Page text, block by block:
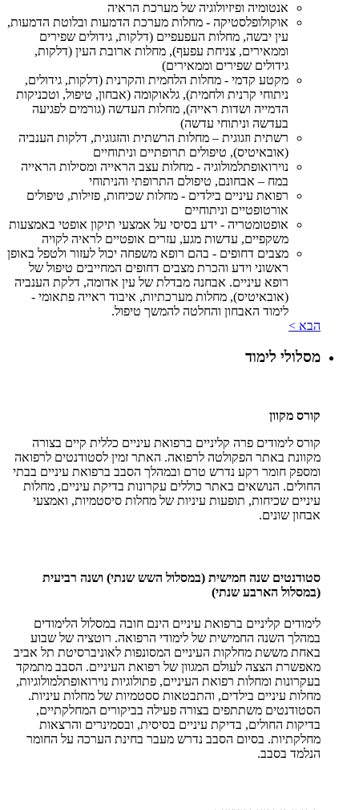
אנטומיה ופיזיולוגיה של מערכת הראיה
אוקולופלסטיקה - מחלות מערכת הדמעות ובלוטת הדמעות,
עין יבשה, מחלות העפעפיים (דלקות, גידולים שפירים
וממאירים, צניחת עפעף), מחלות ארובת העין (דלקות,
גידולים שפירים וממאירים)
מקטע קדמי - מחלות הלחמית והקרנית (דלקות, גידולים,
ניתוחי קרנית ולחמית), גלאוקומה (אבחון, טיפול, וטכניקות
הדמייה ושדות ראייה), מחלות העדשה (גורמים לפגיעה
בעדשה וניתוחי עדשה)
רשתית וזגוגית – מחלות הרשתית והזגוגית, דלקות הענביה
(אובאיטיס), טיפולים תרופתיים וניתוחיים
נוירואופתלמולוגיה - מחלות עצב הראייה ומסילות הראייה
במח – אבחונם, טיפולם התרופתי והניתוחי
רפואת עיניים בילדים - מחלות שכיחות, פזילות, טיפולים
אורטופטיים וניתוחיים
אופטומטריה - ידע בסיסי על אמצעי תיקון אופטי באמצעות
משקפיים, עדשות מגע, עזרים אופטיים לראיה לקויה
מצבים דחופים - בהם רופא משפחה יכול לעזור ולטפל באופן
ראשוני וידע והכרת מצבים דחופים המחייבים טיפול של
רופא עיניים. אבחנה מבדלת של עין אדומה, דלקת הענביה
(אובאיטיס), מחלות מערכתיות, איבוד ראייה פתאומי -
לימוד האבחון והחלטה להמשך טיפול.
הבא >
מסלולי לימוד
קורס מקוון
קורס לימודים פרה קליניים ברפואת עיניים כללית קיים בצורה
מקוונת באתר הפקולטה לרפואה. האתר זמין לסטודנטים לרפואה
ומספק חומר רקע נדרש טרם ובמהלך הסבב ברפואת עיניים בבתי
החולים. הנושאים באתר כוללים עקרונות בדיקת עיניים, מחלות
עיניים שכיחות, תופעות עיניות של מחלות סיסטמיות, ואמצעי
אבחון שונים.
סטודנטים שנה חמישית (במסלול השש שנתי) ושנה רביעית
(במסלול הארבע שנתי)
לימודים קליניים ברפואת עיניים הינם חובה במסלול הלימודים
במהלך השנה החמישית של לימודי הרפואה. רוטציה של שבוע
באחת מששת מחלקות העיניים המסונפות לאוניברסיטת תל אביב
מאפשרת הצצה לעולם המגוון של רפואת העיניים. הסבב מתמקד
בעקרונות ומחלות רפואת העיניים, פתולוגיות נוירואופתלמולוגיות,
מחלות עיניים בילדים, והתבטאות ססטמיות של מחלות עיניות.
הסטודנטים משתתפים בצורה פעילה בביקורים המחלקתיים,
בדיקות החולים, בדיקת עיניים בסיסית, ובסמינרים והרצאות
מחלקתיות. בסיום הסבב נדרש מעבר בחינת הערכה על החומר
הנלמד בסבב.